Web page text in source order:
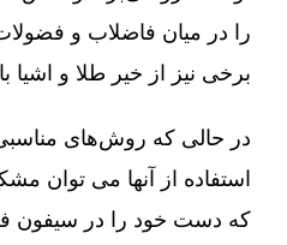
را در میان فاضلاب و
برخی نیز از خیر طلا و
در حالی که روش‌های مناسبی
استفاده از آنها می توان
که دست خود را در سیفون